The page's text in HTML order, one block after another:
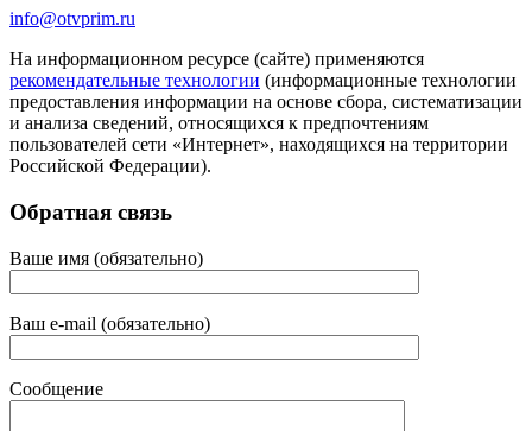
info@otvprim.ru
На информационном ресурсе (сайте) применяются
рекомендательные технологии (информационные технологии
предоставления информации на основе сбора, систематизации
и анализа сведений, относящихся к предпочтениям
пользователей сети «Интернет», находящихся на территории
Российской Федерации).
Обратная связь
Ваше имя (обязательно)
Ваш e-mail (обязательно)
Сообщение